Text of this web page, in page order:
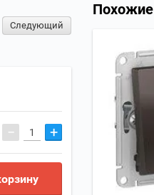
Следующий
− +
Похожие